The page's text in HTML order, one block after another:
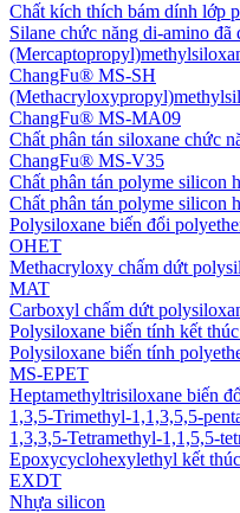
Chất kích thích bám dính lớp
Silane chức năng di-amino
ChangFu® MS-SH
ChangFu® MS-MA09
Chất phân tán siloxane chức
ChangFu® MS-V35
Chất phân tán polyme silicon
Chất phân tán polyme silicon
Polysiloxane biến đổi
OHET
Methacryloxy chấm dứt
MAT
Carboxyl chấm dứt
Polysiloxane biến tính kết
Polysiloxane biến tính
MS-EPET
Heptamethyltrisiloxane biến
1,3,5-Trimethyl-1,1,3,5,5-
1,3,3,5-Tetramethyl-1,1,5,5-
Epoxycyclohexylethyl kết
EXDT
Nhựa silicon